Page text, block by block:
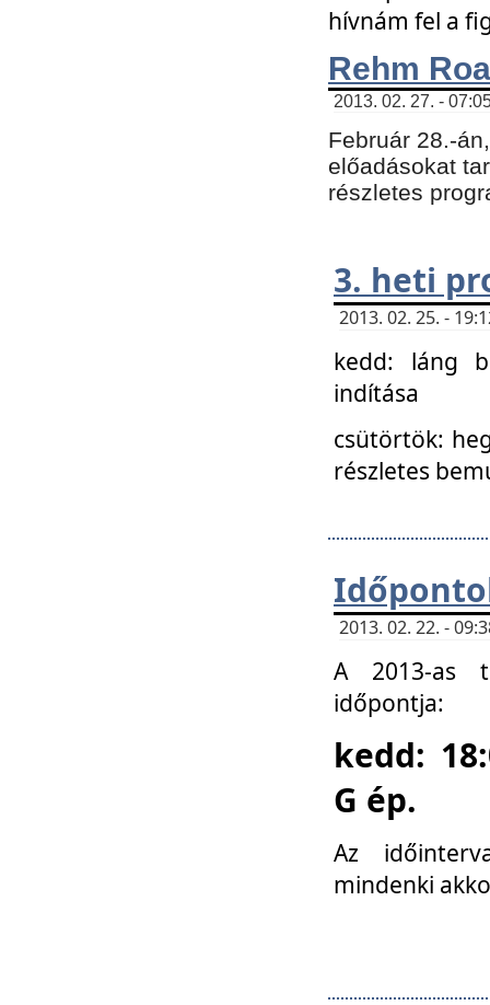
hívnám fel a
Rehm
2013. 02. 27. -
Február 28.-
előadásokat
részletes
3. heti
2013. 02. 25. -
kedd: láng
indítása
csütörtök:
részletes
2013. 02. 22. -
A 2013-as
időpontja:
kedd:
G ép.
Az
mindenki